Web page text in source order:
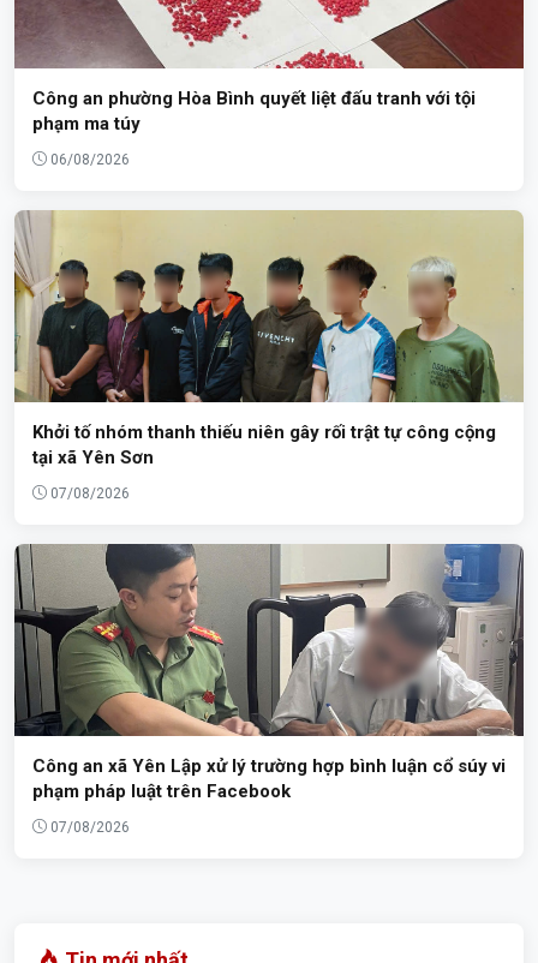
Công an phường Hòa Bình quyết liệt đấu tranh với tội
phạm ma túy
06/08/2026
Khởi tố nhóm thanh thiếu niên gây rối trật tự công cộng
tại xã Yên Sơn
07/08/2026
Công an xã Yên Lập xử lý trường hợp bình luận cổ súy vi
phạm pháp luật trên Facebook
07/08/2026